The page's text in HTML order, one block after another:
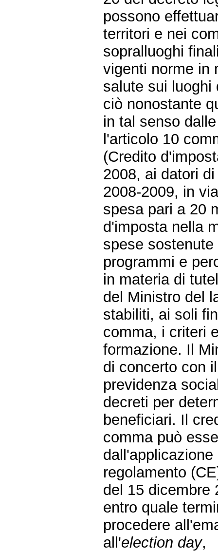
possono
territori e nei
sopralluoghi
vigenti norme in
salute sui luoghi
ciò nonostante
in tal senso
l'articolo 10
(Credito
2008, ai datori
2008-2009, in
spesa pari a 20
d'imposta nella
spese
programmi e
in materia di
del Ministro del
stabiliti, ai soli
comma, i criteri
formazione. Il
di concerto con
previdenza
decreti per
beneficiari. Il
comma può
regolamento
del 15 dicembre
entro quale
procedere
all'election day,